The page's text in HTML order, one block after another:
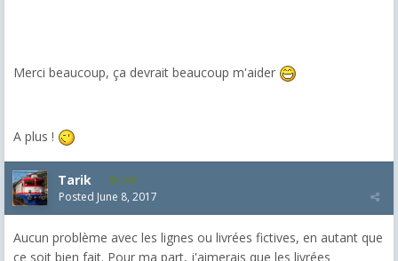
Merci beaucoup, ça devrait beaucoup m'aider
A plus !
Tarik 249
Posted June 8, 2017
Aucun problème avec les lignes ou livrées fictives, en autant que
ce soit bien fait. Pour ma part, j'aimerais que les livrées